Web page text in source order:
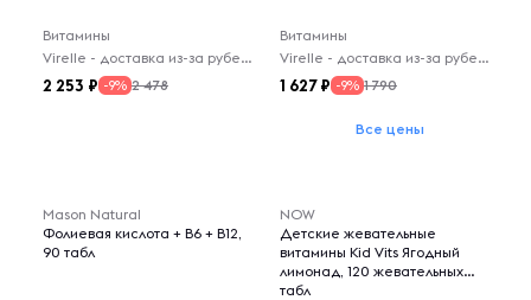
Витамины
Virelle - доставка из-за рубежа
2 253 -9% 2 478
Витамины
Virelle - доставка из-за рубежа
1 627 -9% 1 790
Все цены
Mason Natural
Фолиевая кислота + B6 + B12,
90 табл
NOW
Детские жевательные
витамины Kid Vits Ягодный
лимонад, 120 жевательных
табл